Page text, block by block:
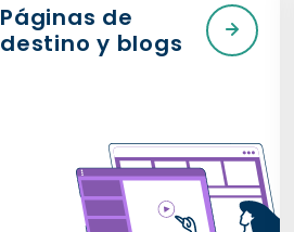
Páginas de
destino y blogs